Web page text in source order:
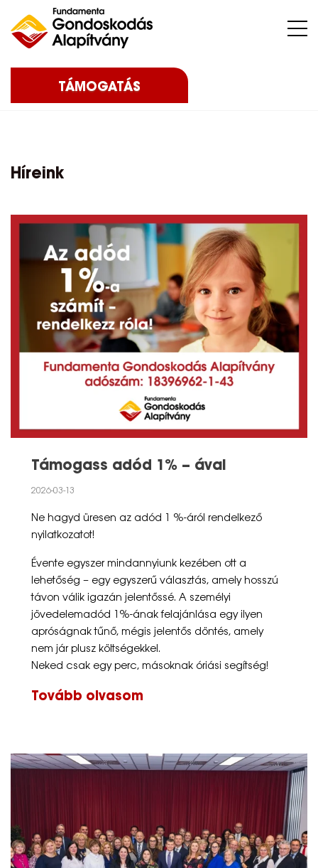
TÁMOGATÁS
Híreink
Támogass adód 1% – ával
2026-03-13
Ne hagyd üresen az adód 1 %-áról rendelkező
nyilatkozatot!
Évente egyszer mindannyiunk kezében ott a
lehetőség – egy egyszerű választás, amely hosszú
távon válik igazán jelentőssé. A személyi
jövedelemadód 1%-ának felajánlása egy ilyen
apróságnak tűnő, mégis jelentős döntés, amely
nem jár plusz költségekkel.
Neked csak egy perc, másoknak óriási segítség!
Tovább olvasom